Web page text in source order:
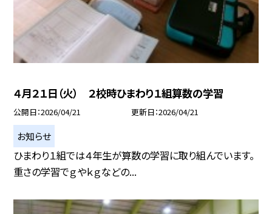
４月２１日（火） ２校時ひまわり１組算数の学習
公開日 2026/04/21 更新日 2026/04/21
お知らせ
ひまわり１組では４年生が算数の学習に取り組んでいます。
重さの学習でｇやｋｇなどの...